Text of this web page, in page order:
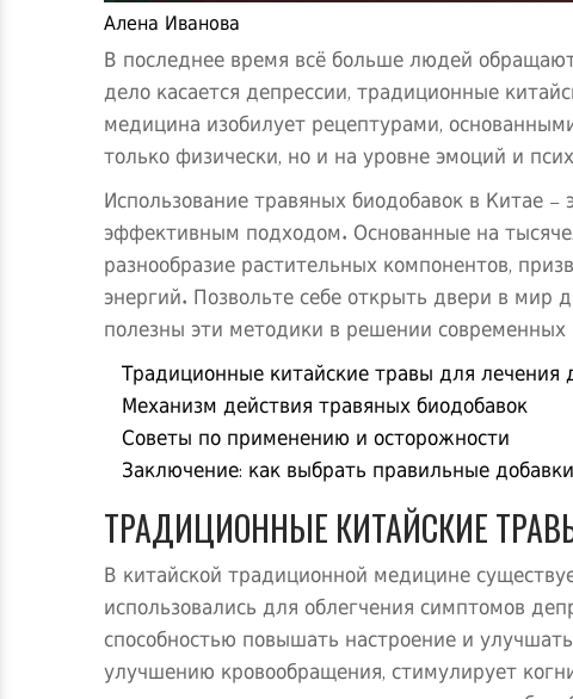
Алена Иванова
В последнее время всё больше людей
дело касается депрессии, традиционные
медицина изобилует рецептурами,
только физически, но и на уровне эмоций и
Использование травяных биодобавок в Китае –
эффективным подходом. Основанные на
разнообразие растительных компонентов,
энергий. Позвольте себе открыть двери в мир
полезны эти методики в решении
Традиционные китайские травы для лечения
Механизм действия травяных биодобавок
Советы по применению и осторожности
Заключение: как выбрать правильные добавки
ТРАДИЦИОННЫЕ КИТАЙСКИЕ
В китайской традиционной медицине
использовались для облегчения симптомов
способностью повышать настроение и
улучшению кровообращения, стимулирует